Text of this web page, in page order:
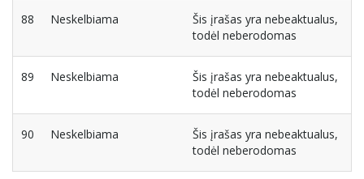
88 Neskelbiama
Šis įrašas yra nebeaktualus,
todėl neberodomas
89 Neskelbiama
Šis įrašas yra nebeaktualus,
todėl neberodomas
90 Neskelbiama
Šis įrašas yra nebeaktualus,
todėl neberodomas